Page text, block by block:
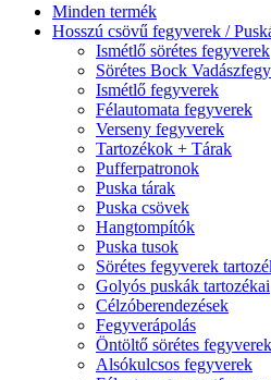
Minden termék
Hosszú csövű fegyverek /
Ismétlő sörétes fegyverek
Sörétes Bock
Ismétlő fegyverek
Félautomata fegyverek
Verseny fegyverek
Tartozékok + Tárak
Pufferpatronok
Puska tárak
Puska csövek
Hangtompítók
Puska tusok
Sörétes fegyverek
Golyós puskák tartozékai
Célzóberendezések
Fegyverápolás
Öntöltő sörétes fegyverek
Alsókulcsos fegyverek